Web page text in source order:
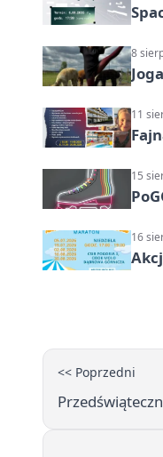
8
11
15
16
<< Poprzedni